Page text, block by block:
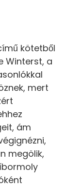
kötetből
Winterst, a
mert
ám
megölik,